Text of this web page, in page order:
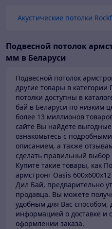
Акустические потолки
Подвесной потолок
мм в Беларуси
Подвесной потолок
другие товары в категории
потолки доступны в
бай в Беларуси по низким
более 13 миллионов
сайте Вы найдете
ознакомьтесь с
описанием, а также
сделать правильный выбор
Купите такие товары, как
армстронг Oasis
Дил Бай, предварительно
продавца. Вы можете
удобным для Вас способом,
информацией о доставке и
оформлении заказа.